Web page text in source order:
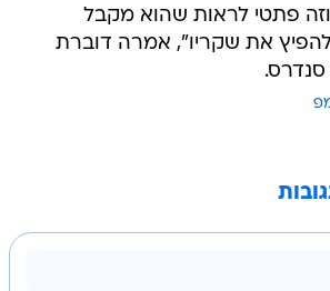
פתטי לראות שהוא מקבל
את שקריו", אמרה דוברת